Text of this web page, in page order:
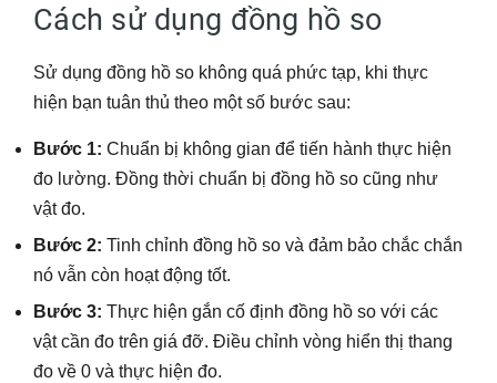
Cách sử dụng đồng hồ so
Sử dụng đồng hồ so không quá phức tạp, khi thực
hiện bạn tuân thủ theo một số bước sau:
Bước 1: Chuẩn bị không gian để tiến hành thực hiện
đo lường. Đồng thời chuẩn bị đồng hồ so cũng như
vật đo.
Bước 2: Tinh chỉnh đồng hồ so và đảm bảo chắc chắn
nó vẫn còn hoạt động tốt.
Bước 3: Thực hiện gắn cố định đồng hồ so với các
vật cần đo trên giá đỡ. Điều chỉnh vòng hiển thị thang
đo về 0 và thực hiện đo.